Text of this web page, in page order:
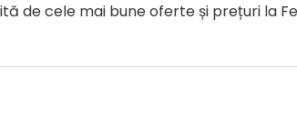
de cele mai bune oferte și prețuri la